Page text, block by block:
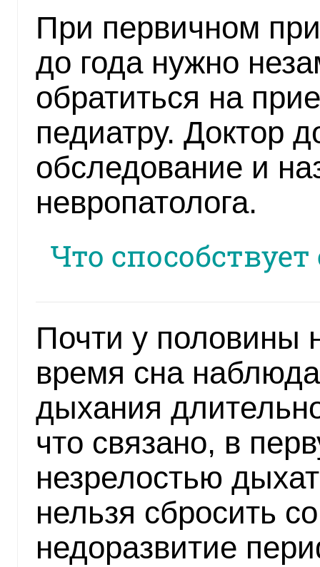
При первичном
до года нужно
обратиться на
педиатру. Доктор
обследование и
невропатолога.
Что
Почти у половины
время сна
дыхания
что связано, в
незрелостью
нельзя сбросить
недоразвитие